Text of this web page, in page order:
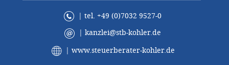
| tel. +49 (0)7032 9527-0
| kanzlei@stb-kohler.de
| www.steuerberater-kohler.de